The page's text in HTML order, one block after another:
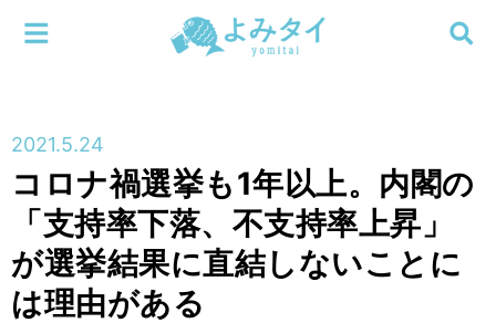
連載
新刊
検索する
メニューを閉じる
2021.5.24
コロナ禍選挙も1年以上。内閣の
「支持率下落、不支持率上昇」
が選挙結果に直結しないことに
は理由がある